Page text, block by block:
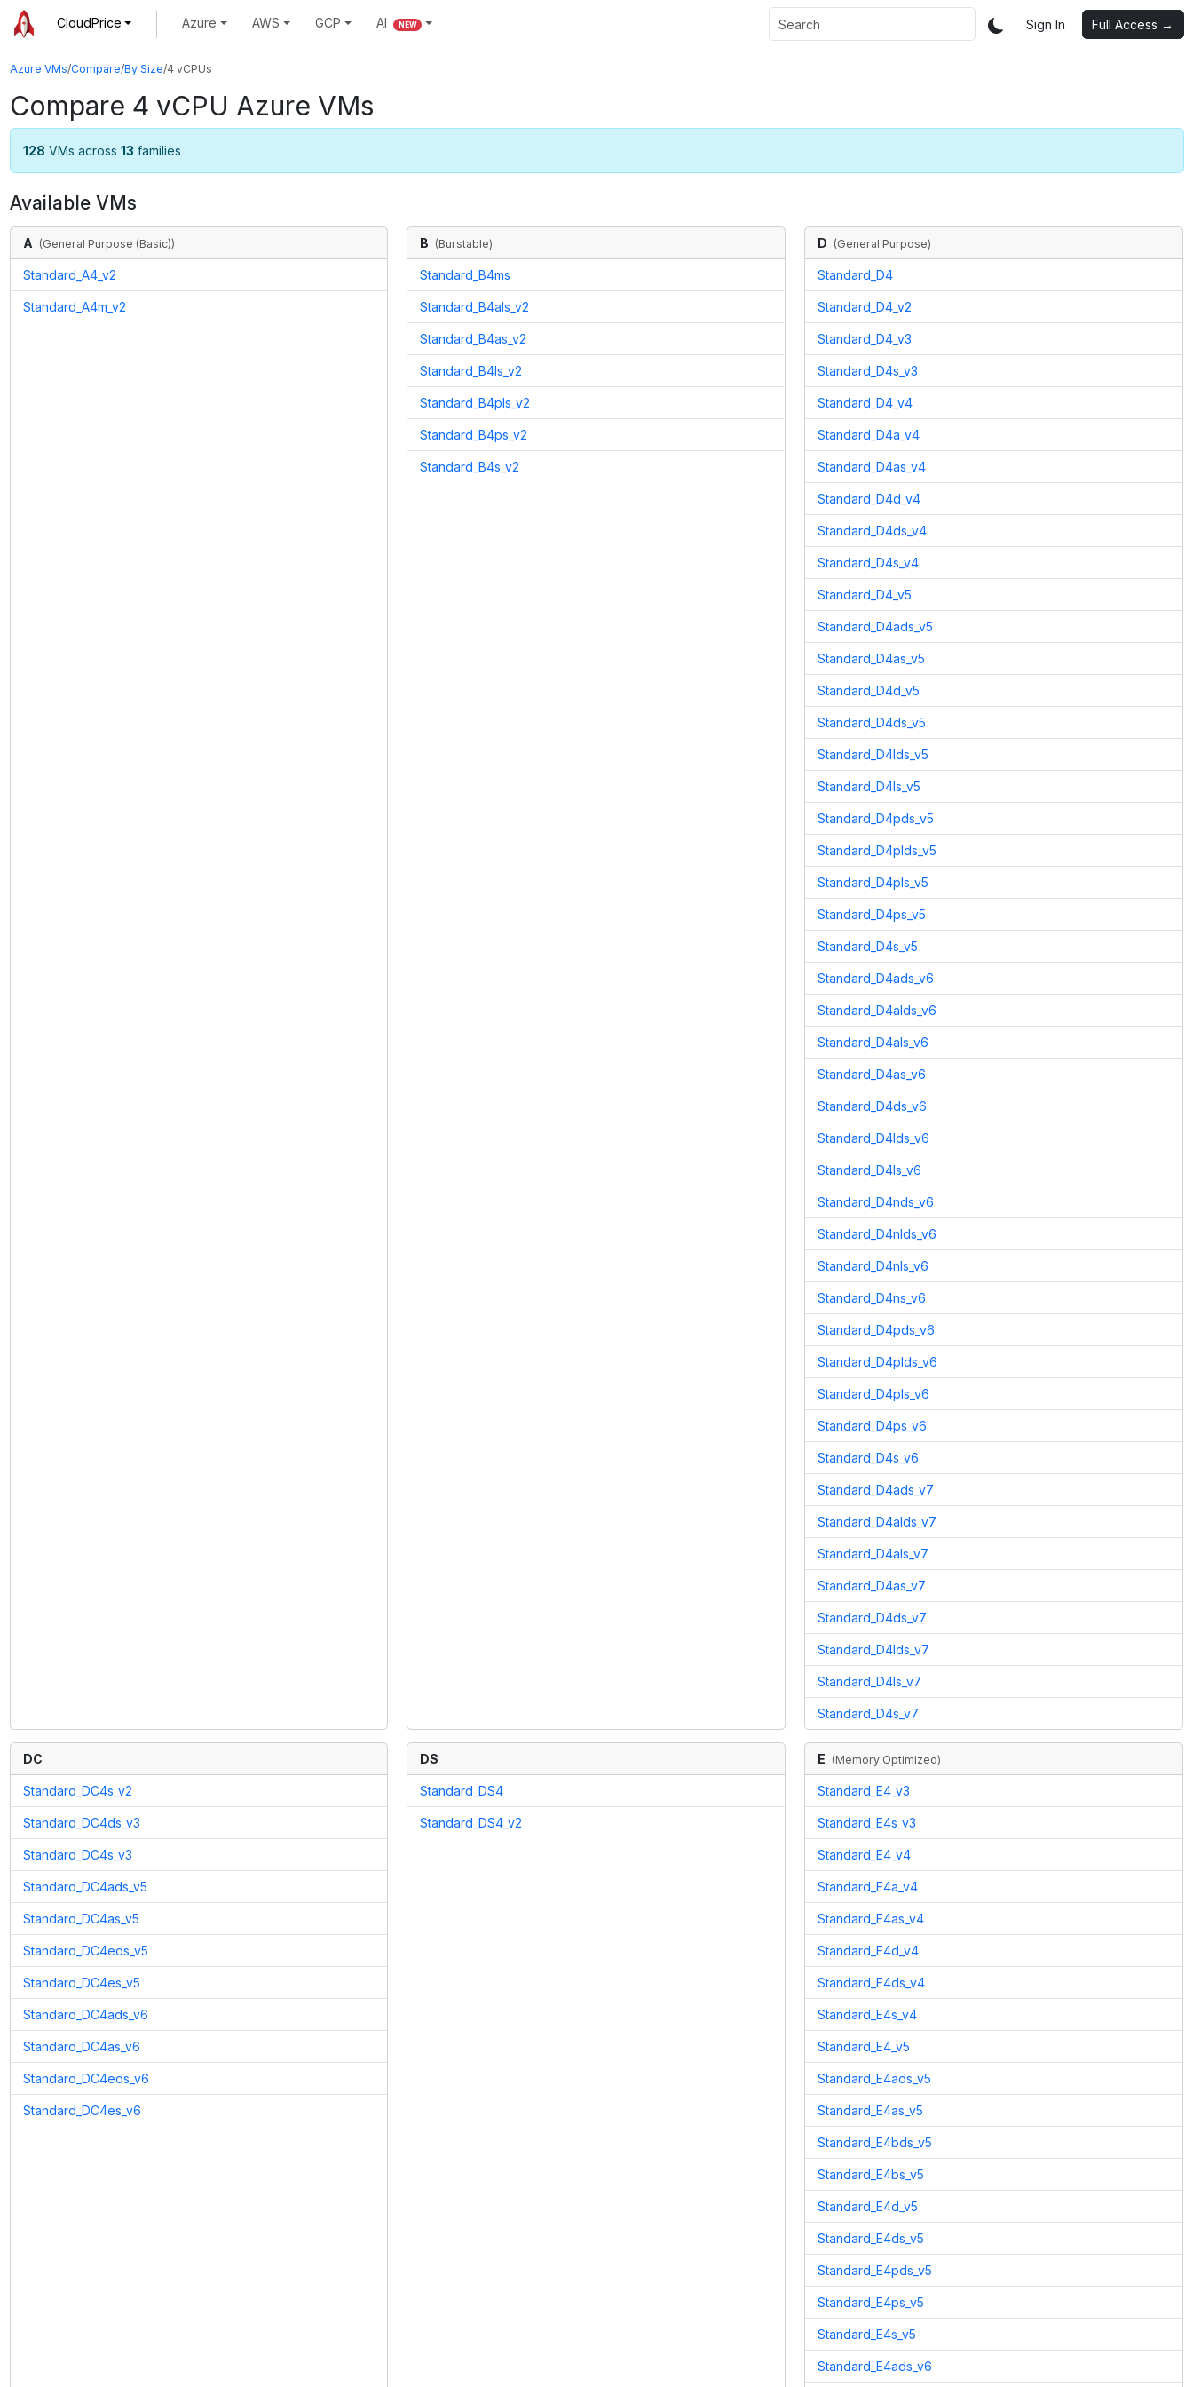
CloudPrice Azure AWS GCP AI NEW Sign In Full Access →
Azure VMs/Compare/By Size/4 vCPUs
Compare 4 vCPU Azure VMs
128 VMs across 13 families
Available VMs
A (General Purpose (Basic))
Standard_A4_v2
Standard_A4m_v2
B (Burstable)
Standard_B4ms
Standard_B4als_v2
Standard_B4as_v2
Standard_B4ls_v2
Standard_B4pls_v2
Standard_B4ps_v2
Standard_B4s_v2
D (General Purpose)
Standard_D4
Standard_D4_v2
Standard_D4_v3
Standard_D4s_v3
Standard_D4_v4
Standard_D4a_v4
Standard_D4as_v4
Standard_D4d_v4
Standard_D4ds_v4
Standard_D4s_v4
Standard_D4_v5
Standard_D4ads_v5
Standard_D4as_v5
Standard_D4d_v5
Standard_D4ds_v5
Standard_D4lds_v5
Standard_D4ls_v5
Standard_D4pds_v5
Standard_D4plds_v5
Standard_D4pls_v5
Standard_D4ps_v5
Standard_D4s_v5
Standard_D4ads_v6
Standard_D4alds_v6
Standard_D4als_v6
Standard_D4as_v6
Standard_D4ds_v6
Standard_D4lds_v6
Standard_D4ls_v6
Standard_D4nds_v6
Standard_D4nlds_v6
Standard_D4nls_v6
Standard_D4ns_v6
Standard_D4pds_v6
Standard_D4plds_v6
Standard_D4pls_v6
Standard_D4ps_v6
Standard_D4s_v6
Standard_D4ads_v7
Standard_D4alds_v7
Standard_D4als_v7
Standard_D4as_v7
Standard_D4ds_v7
Standard_D4lds_v7
Standard_D4ls_v7
Standard_D4s_v7
DC
Standard_DC4s_v2
Standard_DC4ds_v3
Standard_DC4s_v3
Standard_DC4ads_v5
Standard_DC4as_v5
Standard_DC4eds_v5
Standard_DC4es_v5
Standard_DC4ads_v6
Standard_DC4as_v6
Standard_DC4eds_v6
Standard_DC4es_v6
DS
Standard_DS4
Standard_DS4_v2
E (Memory Optimized)
Standard_E4_v3
Standard_E4s_v3
Standard_E4_v4
Standard_E4a_v4
Standard_E4as_v4
Standard_E4d_v4
Standard_E4ds_v4
Standard_E4s_v4
Standard_E4_v5
Standard_E4ads_v5
Standard_E4as_v5
Standard_E4bds_v5
Standard_E4bs_v5
Standard_E4d_v5
Standard_E4ds_v5
Standard_E4pds_v5
Standard_E4ps_v5
Standard_E4s_v5
Standard_E4ads_v6